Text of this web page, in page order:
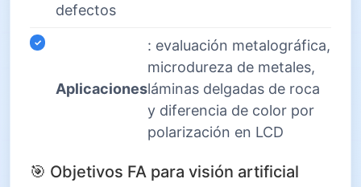
defectos
Aplicaciones
: evaluación metalográfica,
microdureza de metales,
láminas delgadas de roca
y diferencia de color por
polarización en LCD
🎯 Objetivos FA para visión artificial